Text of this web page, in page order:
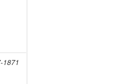
1871